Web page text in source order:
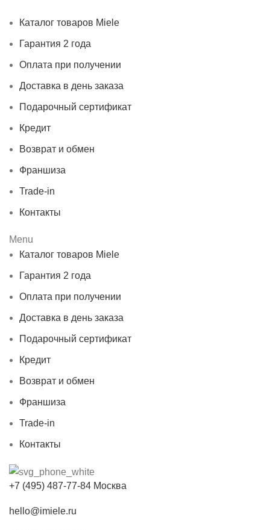
Каталог товаров Miele
Гарантия 2 года
Оплата при получении
Доставка в день заказа
Подарочный сертификат
Кредит
Возврат и обмен
Франшиза
Trade-in
Контакты
Menu
Каталог товаров Miele
Гарантия 2 года
Оплата при получении
Доставка в день заказа
Подарочный сертификат
Кредит
Возврат и обмен
Франшиза
Trade-in
Контакты
+7 (495) 487-77-84 Москва
hello@imiele.ru